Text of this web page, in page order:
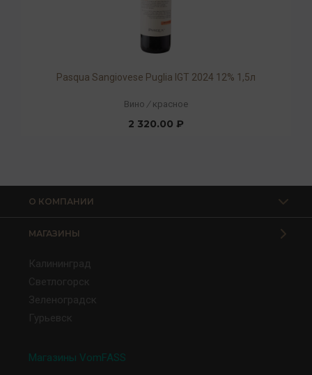
Pasqua Sangiovese Puglia IGT 2024 12% 1,5л
Вино / красное
2 320.00 ₽
О КОМПАНИИ
МАГАЗИНЫ
Калининград
Светлогорск
Зеленоградск
Гурьевск
Магазины VomFASS